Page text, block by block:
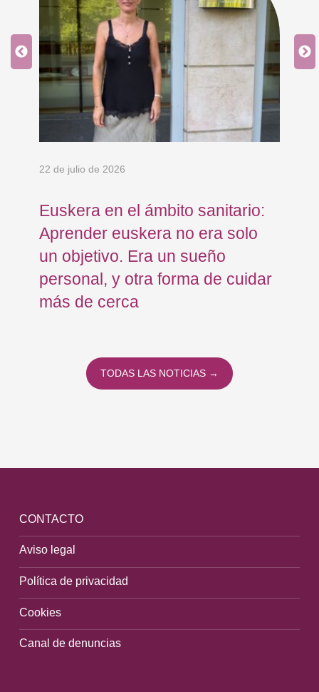
22 de julio de 2026
Euskera en el ámbito sanitario:
Aprender euskera no era solo
un objetivo. Era un sueño
personal, y otra forma de cuidar
más de cerca
TODAS LAS NOTICIAS →
CONTACTO
Aviso legal
Política de privacidad
Cookies
Canal de denuncias